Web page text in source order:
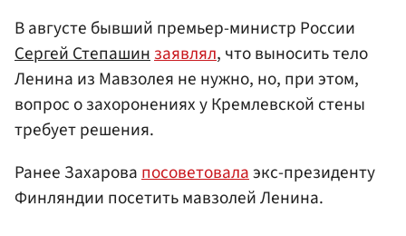
В августе бывший премьер-министр России
Сергей Степашинзаявлял, что выносить тело
Ленина из Мавзолея не нужно, но, при этом,
вопрос о захоронениях у Кремлевской стены
требует решения.
Ранее Захаровапосоветовалаэкс-президенту
Финляндии посетить мавзолей Ленина.